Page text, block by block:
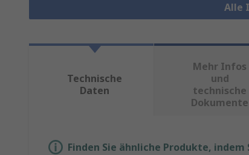
Alle
Technische
Daten
Mehr Infos
und
technische
Dokumente
Finden Sie ähnliche Produkte,